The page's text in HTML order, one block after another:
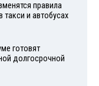
правила
и автобусах
готовят
долгосрочной